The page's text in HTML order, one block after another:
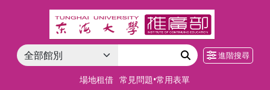
進階搜尋
場地租借 常見問題•常用表單